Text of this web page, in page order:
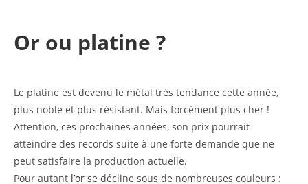
Or ou platine ?
Le platine est devenu le métal très tendance cette année,
plus noble et plus résistant. Mais forcément plus cher !
Attention, ces prochaines années, son prix pourrait
atteindre des records suite à une forte demande que ne
peut satisfaire la production actuelle.
Pour autant l’or se décline sous de nombreuses couleurs :